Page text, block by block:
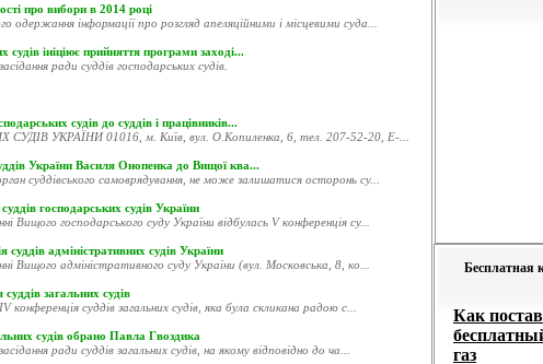
Бесплатная
про вибори в 2014 році
одержання інформації про розгляд апеляційними і місцевими суда...
судів ініціює прийняття програми заході...
ради суддів господарських судів.
судів до суддів і працівників...
УКРАЇНИ 01016, м. Київ, вул. О.Копиленка, 6, тел. 207-52-20, E-...
України Василя Онопенка до Вищої ква...
суддівського самоврядування, не може залишатися осторонь су...
господарських судів України
Вищого господарського суду України відбулась V конференція су...
суддів адміністративних судів України
Вищого адміністративного суду України (вул. Московська, 8, ко...
загальних судів
конференція суддів загальних судів, яка була скликана радою с...
судів обрано Павла Гвоздика
ради суддів загальних судів, на якому відповідно до ча...